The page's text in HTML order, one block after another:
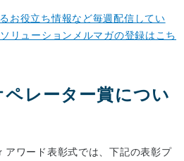
お役立ち情報など毎週配信してい
リューションメルマガの登録はこち
レーター賞につい
ワード表彰式では、下記の表彰プ